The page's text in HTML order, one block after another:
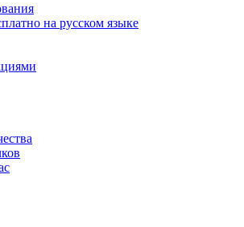
на русском языке